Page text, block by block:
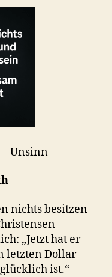
Unsinn
nichts besitzen
„Jetzt hat er
letzten Dollar
ist.“